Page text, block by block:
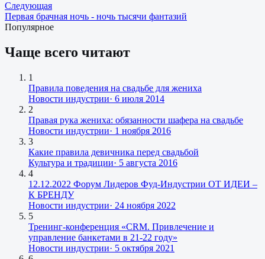
Следующая
Первая брачная ночь - ночь тысячи фантазий
Популярное
Чаще всего читают
1
Правила поведения на свадьбе для жениха
Новости индустрии· 6 июля 2014
2
Правая рука жениха: обязанности шафера на свадьбе
Новости индустрии· 1 ноября 2016
3
Какие правила девичника перед свадьбой
Культура и традиции· 5 августа 2016
4
12.12.2022 Форум Лидеров Фуд-Индустрии ОТ ИДЕИ –
К БРЕНДУ
Новости индустрии· 24 ноября 2022
5
Тренинг-конференция «CRM. Привлечение и
управление банкетами в 21-22 году»
Новости индустрии· 5 октября 2021